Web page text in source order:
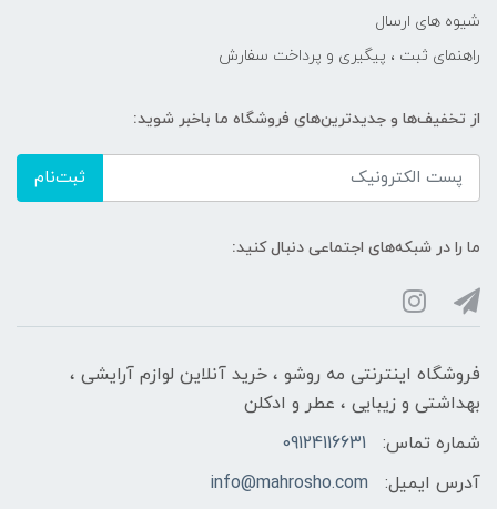
شیوه های ارسال
راهنمای ثبت ، پیگیری و پرداخت سفارش
از تخفیف‌ها و جدیدترین‌های فروشگاه ما باخبر شوید:
ثبت‌نام
ما را در شبکه‌های اجتماعی دنبال کنید:
فروشگاه اینترنتی مه‌ رو‌شو ، خرید آنلاین لوازم آرایشی ،
بهداشتی و زیبایی ، عطر و ادکلن
شماره تماس:
09124116631
آدرس ایمیل:
info@mahrosho.com